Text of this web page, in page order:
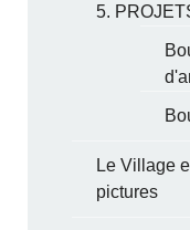
5.
Le Village
pictures